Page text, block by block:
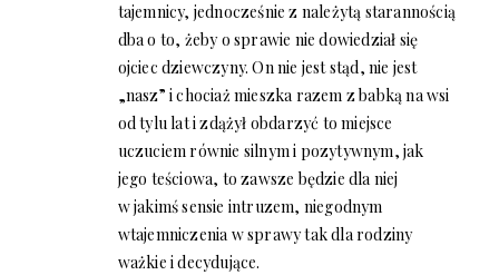
tajemnicy, jednocześnie z należytą starannością
dba o to, żeby o sprawie nie dowiedział się
ojciec dziewczyny. On nie jest stąd, nie jest
„nasz” i chociaż mieszka razem z babką na wsi
od tylu lat i zdążył obdarzyć to miejsce
uczuciem równie silnym i pozytywnym, jak
jego teściowa, to zawsze będzie dla niej
w jakimś sensie intruzem, niegodnym
wtajemniczenia w sprawy tak dla rodziny
ważkie i decydujące.